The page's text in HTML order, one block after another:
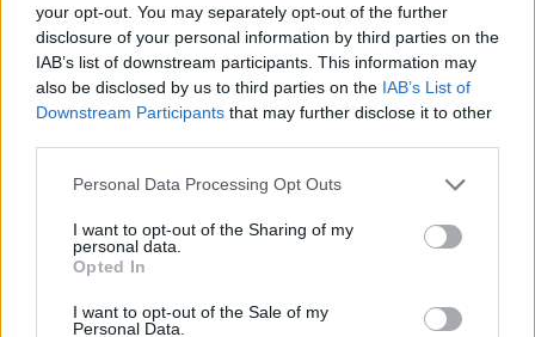
your opt-out. You may separately opt-out of the further
disclosure of your personal information by third parties on the
IAB’s list of downstream participants. This information may
also be disclosed by us to third parties on the IAB’s List of
Downstream Participants that may further disclose it to other
Personal Data Processing Opt Outs
I want to opt-out of the Sharing of my
personal data.
Opted In
I want to opt-out of the Sale of my
Personal Data.